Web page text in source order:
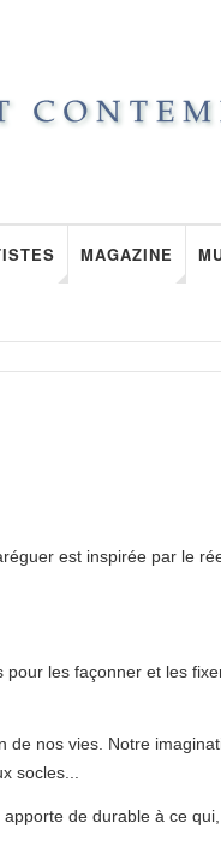
MAGAZINE
est inspirée par le
pour les façonner et les
de nos vies. Notre
socles...
de durable à ce qui,